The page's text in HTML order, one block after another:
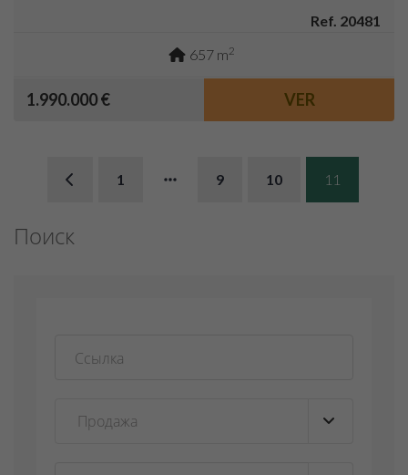
Ref. 20481
657 m2
1.990.000 € VER
1 9 10 11
Поиск